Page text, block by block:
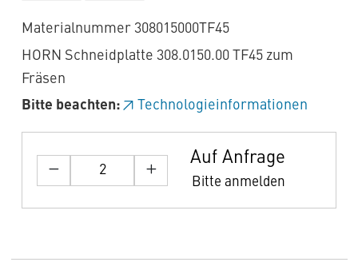
Materialnummer 308015000TF45
HORN Schneidplatte 308.0150.00 TF45 zum
Fräsen
Bitte beachten:
Technologieinformationen
Auf Anfrage
Bitte anmelden